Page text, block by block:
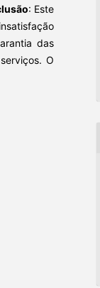
ão: Este
das
O